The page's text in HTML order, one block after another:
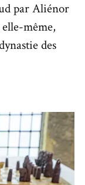
par Aliénor
même,
des